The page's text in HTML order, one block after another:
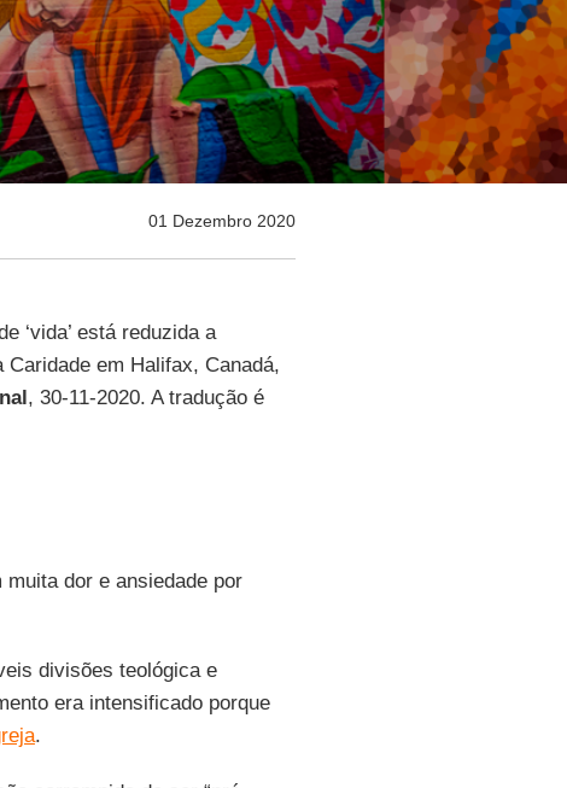
01 Dezembro 2020
‘vida’ está reduzida a
Caridade em Halifax, Canadá,
, 30-11-2020. A tradução é
muita dor e ansiedade por
divisões teológica e
era intensificado porque
.